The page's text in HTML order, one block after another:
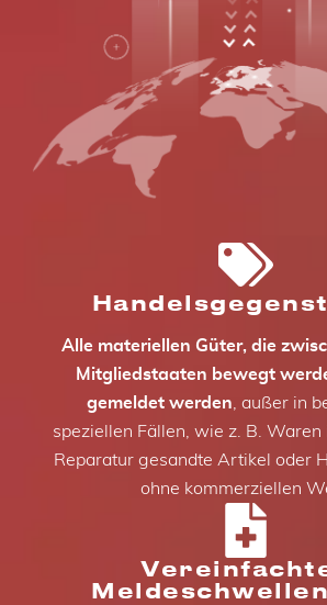
Alle materiellen Güter, die
Mitgliedstaaten bewegt
gemeldet werden, außer in
speziellen Fällen, wie z. B. Waren
Reparatur gesandte Artikel oder
ohne kommerziellen